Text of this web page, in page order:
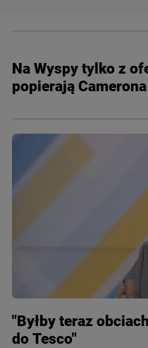
Na Wyspy tylko z
popierają Camerona
"Byłby teraz
do Tesco"